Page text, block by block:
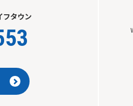
フタウン
However, if you use an automatic
translation service, the Japanese
version of this website will be
translated mechanically, so it may
original content. We ask that you
fully understand this before using
the service.